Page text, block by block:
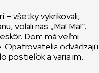
– všetky vykrikovali,
volali nás „Ma! Ma!“.
Dom má veľmi
Opatrovatelia odvádzajú
postieľok a varia im.